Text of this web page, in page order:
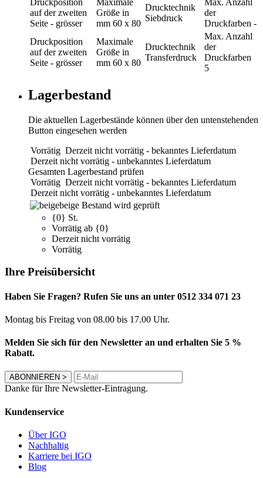
auf der zweiten
Seite - grösser
Größe in
mm 60 x 80
Drucktechnik
Siebdruck
der
Druckfarben -
Druckposition
auf der zweiten
Seite - grösser
Maximale
Größe in
mm 60 x 80
Drucktechnik
Transferdruck
Max. Anzahl
der
Druckfarben
5
Lagerbestand
Die aktuellen Lagerbestände können über den untenstehenden
Button eingesehen werden
Vorrätig Derzeit nicht vorrätig - bekanntes Lieferdatum
Derzeit nicht vorrätig - unbekanntes Lieferdatum
Gesamten Lagerbestand prüfen
Vorrätig Derzeit nicht vorrätig - bekanntes Lieferdatum
Derzeit nicht vorrätig - unbekanntes Lieferdatum
beige Bestand wird geprüft
{0} St.
Vorrätig ab {0}
Derzeit nicht vorrätig
Vorrätig
Ihre Preisübersicht
Haben Sie Fragen? Rufen Sie uns an unter 0512 334 071 23
Montag bis Freitag von 08.00 bis 17.00 Uhr.
Melden Sie sich für den Newsletter an und erhalten Sie 5 %
Rabatt.
ABONNIEREN >
Danke für Ihre Newsletter-Eintragung.
Kundenservice
Über IGO
Nachhaltig
Karriere bei IGO
Blog